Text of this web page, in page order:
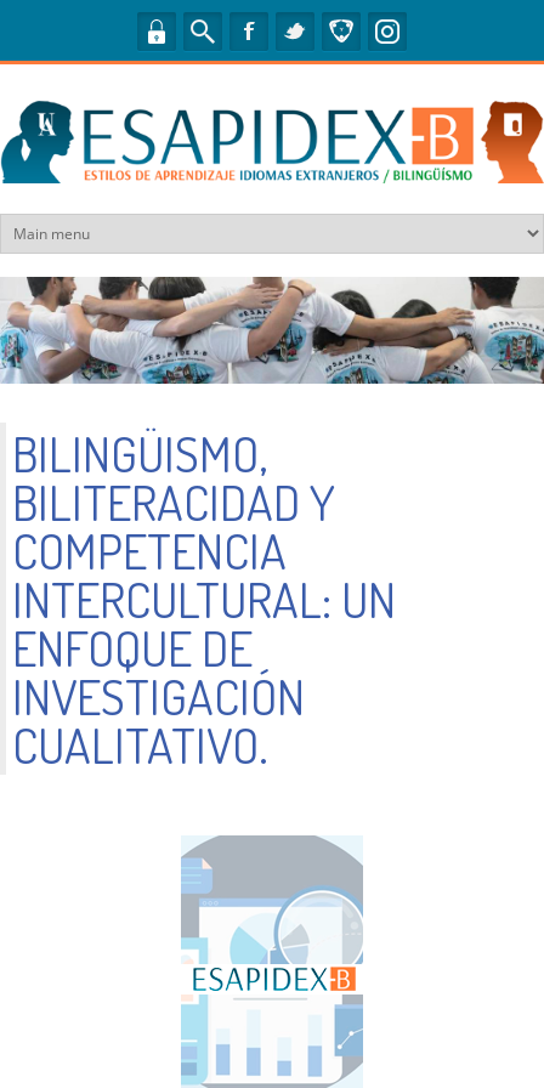
Pasar al contenido principal
BILINGÜISMO,
BILITERACIDAD Y
COMPETENCIA
INTERCULTURAL: UN
ENFOQUE DE
INVESTIGACIÓN
CUALITATIVO.